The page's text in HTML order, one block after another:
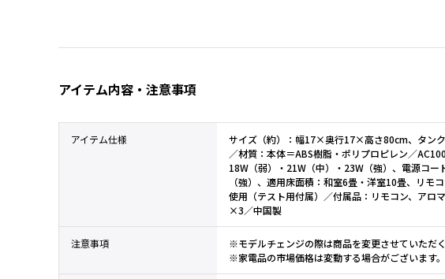
アイテム内容・注意事項
アイテム仕様
サイズ（約）：幅17×奥行17×高さ80cm、タン
／材質：本体＝ABS樹脂・ポリプロピレン／
18W（弱）・21W（中）・23W（強）、電源コー
（強）、適用床面積：和室6畳・洋室10畳、リモ
使用（テスト用付属）／付属品：リモコン、アロ
×3／中国製
注意事項
※モデルチェンジの際は商品を変更させていただく
※家電品の市場価格は変動する場合がございます。